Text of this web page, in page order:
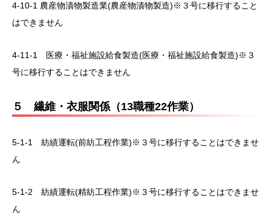
4-10-1 農産物漬物製造業(農産物漬物製造)※３号に移行すること
はできません
4-11-1 医療・福祉施設給食製造(医療・福祉施設給食製造)※３
号に移行することはできません
５ 繊維・衣服関係（13職種22作業）
5-1-1 紡績運転(前紡工程作業)※３号に移行することはできませ
ん
5-1-2 紡績運転(精紡工程作業)※３号に移行することはできませ
ん